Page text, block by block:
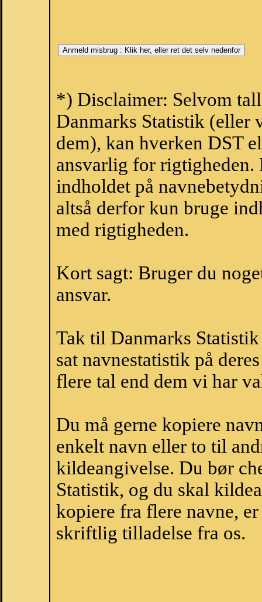
*) Disclaimer: Selvom
Danmarks Statistik (eller
dem), kan hverken DST
ansvarlig for
indholdet på
altså derfor kun bruge
med rigtigheden.
Kort sagt: Bruger du
ansvar.
Tak til Danmarks
sat navnestatistik på
flere tal end dem vi har
Du må gerne kopiere
enkelt navn eller to til
kildeangivelse. Du bør
Statistik, og du skal
kopiere fra flere navne,
skriftlig tilladelse fra os.